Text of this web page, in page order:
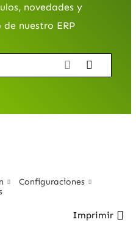
novedades y
de nuestro ERP
Configuraciones
Imprimir